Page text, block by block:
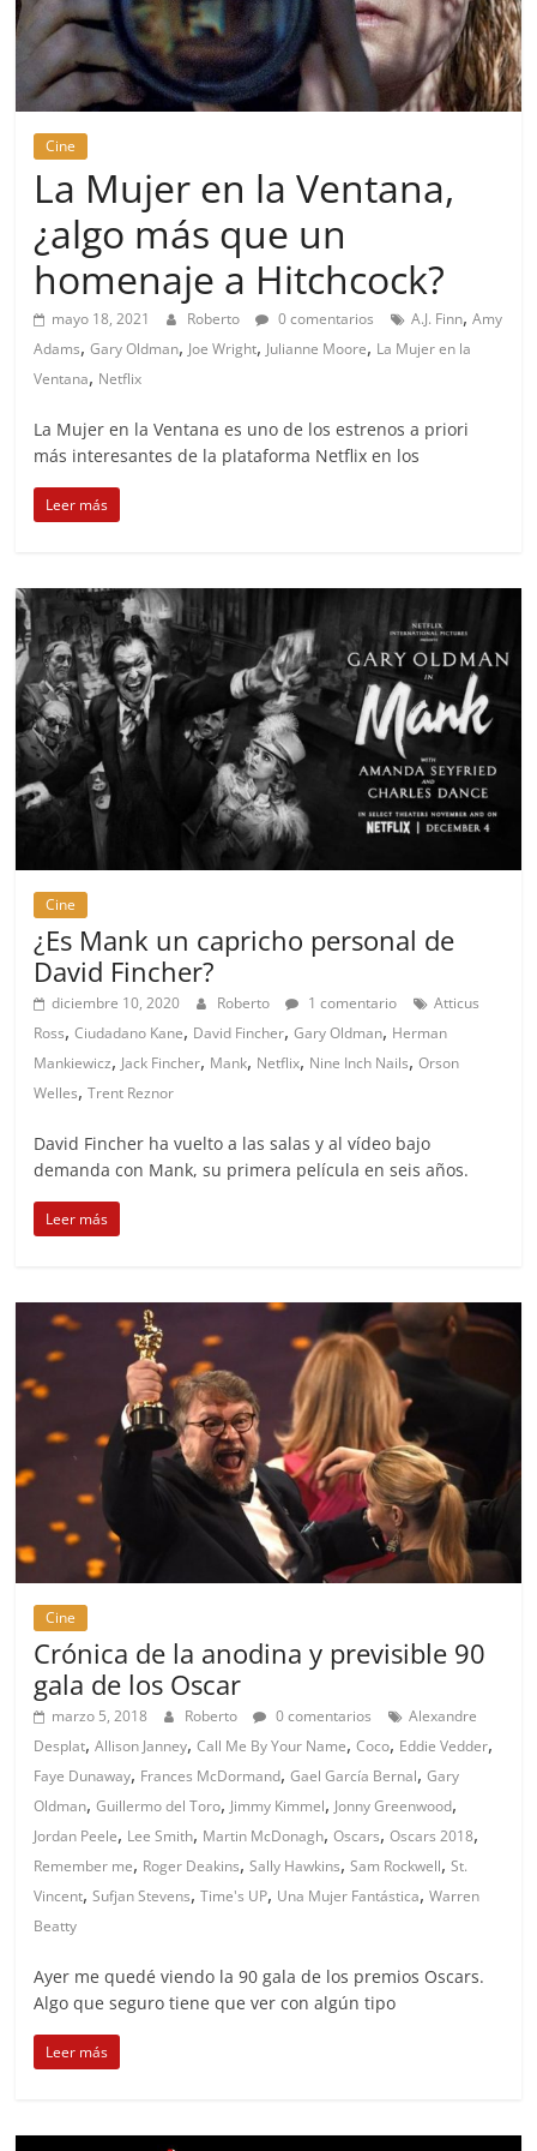
Cine
La Mujer en la Ventana,
¿algo más que un
homenaje a Hitchcock?
mayo 18, 2021 Roberto 0 comentarios A.J. Finn,Amy
Adams,Gary Oldman, Joe Wright, Julianne Moore, La Mujer en la
Ventana, Netflix
La Mujer en la Ventana es uno de los estrenos a priori
más interesantes de la plataforma Netflix en los
Leer más
Cine
¿Es Mank un capricho personal de
David Fincher?
diciembre 10, 2020 Roberto 1 comentario
Atticus
Ross,Ciudadano Kane, David Fincher,Gary Oldman, Herman
Mankiewicz, Jack Fincher, Mank, Netflix, Nine Inch Nails,Orson
Welles,Trent Reznor
David Fincher ha vuelto a las salas y al vídeo bajo
demanda con Mank, su primera película en seis años.
Leer más
Cine
Crónica de la anodina y previsible 90
gala de los Oscar
marzo 5, 2018 Roberto 0 comentarios
Alexandre
Desplat,Allison Janney,Call Me By Your Name,Coco, Eddie Vedder,
Faye Dunaway, Frances McDormand,Gael García Bernal,Gary
Oldman,Guillermo del Toro, Jimmy Kimmel, Jonny Greenwood,
Jordan Peele, Lee Smith, Martin McDonagh,Oscars,Oscars 2018,
Remember me, Roger Deakins,Sally Hawkins,Sam Rockwell,St.
Vincent,Sufjan Stevens,Time's UP, Una Mujer Fantástica,Warren
Beatty
Ayer me quedé viendo la 90 gala de los premios Oscars.
Algo que seguro tiene que ver con algún tipo
Leer más